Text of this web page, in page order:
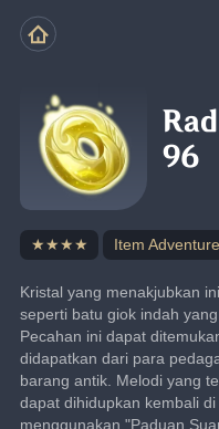
96
★★★★ Item Adventure
Kristal yang menakjubkan
seperti batu giok indah
Pecahan ini dapat
didapatkan dari para
barang antik. Melodi yang
dapat dihidupkan kembali
menggunakan "Paduan